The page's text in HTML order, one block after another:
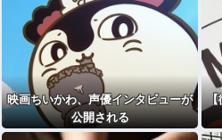
映画ちいかわ、声優インタビューが
公開される
【